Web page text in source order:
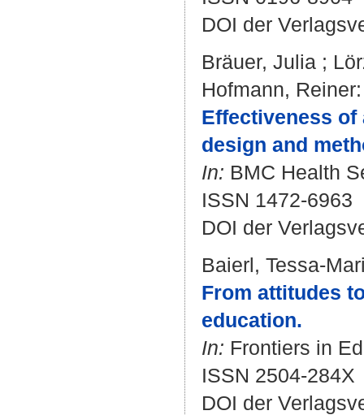
DOI der
Bräuer, Julia ;
Hofmann, Reiner:
Effectiveness of
design and
In: BMC Health
ISSN 1472-6963
DOI der
Baierl, Tessa-
From attitudes
education.
In: Frontiers in
ISSN 2504-284X
DOI der